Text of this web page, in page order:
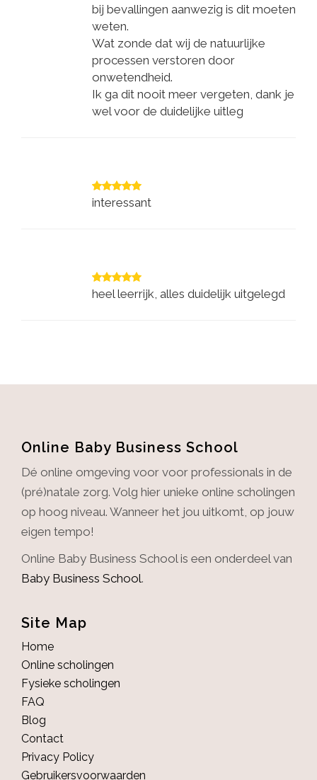
bij bevallingen aanwezig is dit moeten
weten.
Wat zonde dat wij de natuurlijke
processen verstoren door
onwetendheid.
Ik ga dit nooit meer vergeten, dank je
wel voor de duidelijke uitleg
interessant
heel leerrijk, alles duidelijk uitgelegd
Online Baby Business School
Dé online omgeving voor voor professionals in de
(pré)natale zorg. Volg hier unieke online scholingen
op hoog niveau. Wanneer het jou uitkomt, op jouw
eigen tempo!
Online Baby Business School is een onderdeel van
Baby Business School.
Site Map
Home
Online scholingen
Fysieke scholingen
FAQ
Blog
Contact
Privacy Policy
Gebruikersvoorwaarden